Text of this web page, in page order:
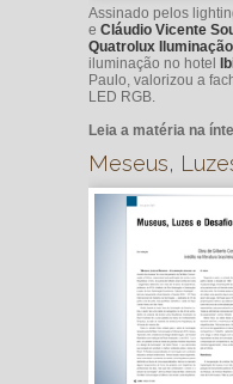
Assinado pelos
e Cláudio Vicente
Quatrolux
iluminação no hotel
Paulo, valorizou a
LED RGB.
Leia a matéria na
Meseus,